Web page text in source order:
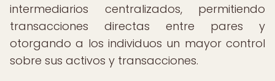
intermediarios centralizados, permitiendo
transacciones directas entre pares y
otorgando a los individuos un mayor control
sobre sus activos y transacciones.